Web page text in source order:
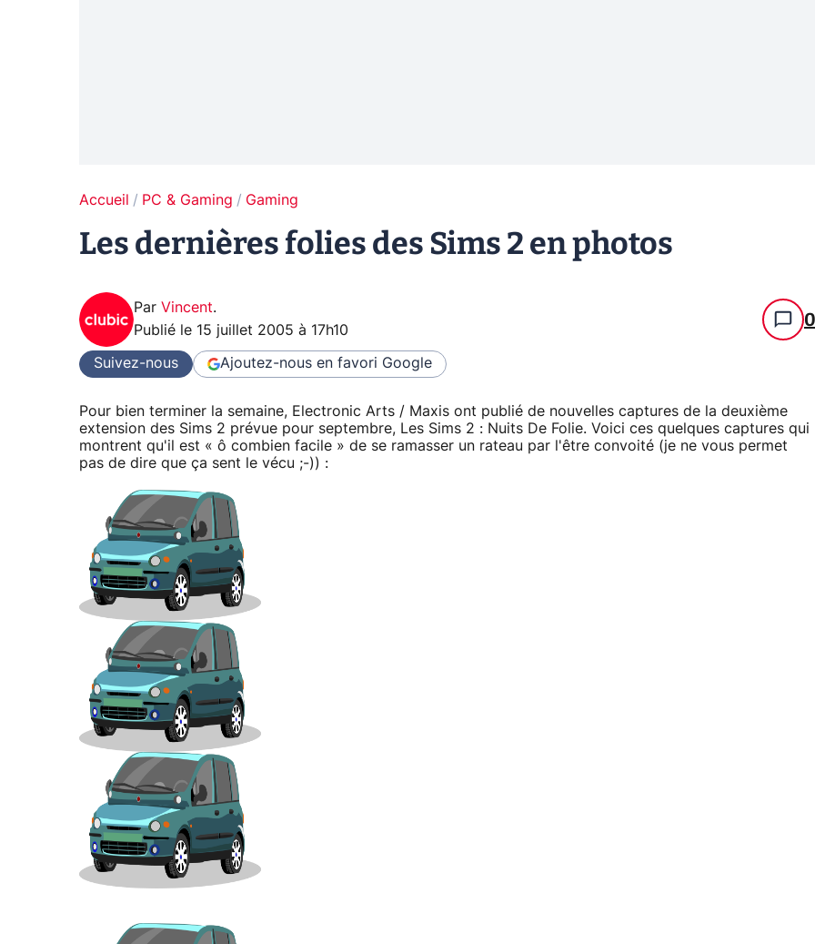
Accueil PC & Gaming Gaming
Les dernières folies des Sims 2 en photos
Par Vincent.
Publié le 15 juillet 2005 à 17h10 0
Suivez-nous Ajoutez-nous en favori Google
Pour bien terminer la semaine, Electronic Arts / Maxis ont publié de nouvelles captures de la deuxième
extension des Sims 2 prévue pour septembre, Les Sims 2 : Nuits De Folie. Voici ces quelques captures qui
montrent qu'il est « ô combien facile » de se ramasser un rateau par l'être convoité (je ne vous permet
pas de dire que ça sent le vécu ;-)) :